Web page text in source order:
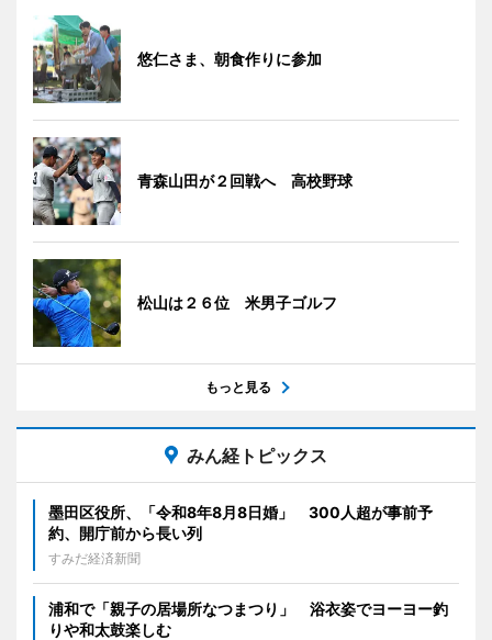
悠仁さま、朝食作りに参加
青森山田が２回戦へ 高校野球
松山は２６位 米男子ゴルフ
もっと見る
みん経トピックス
墨田区役所、「令和8年8月8日婚」 300人超が事前予
約、開庁前から長い列
すみだ経済新聞
浦和で「親子の居場所なつまつり」 浴衣姿でヨーヨー釣
りや和太鼓楽しむ